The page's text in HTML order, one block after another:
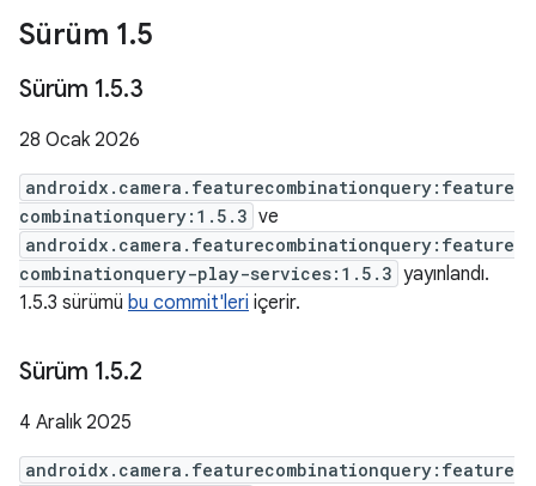
Sürüm 1.5
Sürüm 1.5.3
28 Ocak 2026
androidx.camera.featurecombinationquery:feature
combinationquery:1.5.3 ve
androidx.camera.featurecombinationquery:feature
combinationquery-play-services:1.5.3 yayınlandı.
1.5.3 sürümü bu commit'leri içerir.
Sürüm 1.5.2
4 Aralık 2025
androidx.camera.featurecombinationquery:feature